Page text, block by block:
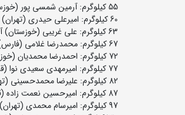
55 کیلوگرم: آرمین شمسی پور (خوزستان) شاهین رضایی (فارس)
60 کیلوگرم: امیرعلی حیدری (تهران)
63 کیلوگرم: علی غریبی (خوزستان) آرتین لفوتی (مازندران)
67 کیلوگرم: محمدرضا غلامی (فارس)
72 کیلوگرم: احمدرضا محمدیان (خوزستان) محمد کاظمی (خوزستان)
77 کیلوگرم: امیرمهدی سعیدی نوا (قم) امیرحسین خدادادی (اروند)
82 کیلوگرم: علیرضا محمدحسینی (تهران)
87 کیلوگرم: امیرحسین نعمت زاده (قم) عمادرضا محسن نژاد (خوزستان)
97 کیلوگرم: امیرسام محمدی (تهران) محمدحسن طرفی نژاد (اروند)